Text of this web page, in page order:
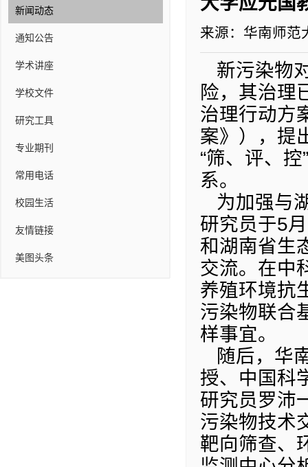
新闻动态
通知公告
学术讲座
学校文件
研究工具
专业期刊
常用电话
校园生活
友情链接
美图头条
来源：华南师范
新污染物
险，其治理
治理行动方
案》），提
“筛、评、
系。
为加强与
研究员于5
和湖南省生
交流。在中
养殖环境抗
污染物联合
样事宜。
随后，华
授、中国科
研究员罗沛
污染物技术
靶向筛查、